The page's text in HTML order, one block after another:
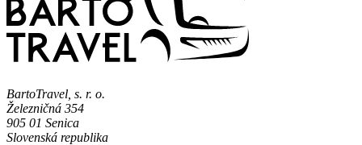
BartoTravel, s. r. o.
Železničná 354
905 01 Senica
Slovenská republika